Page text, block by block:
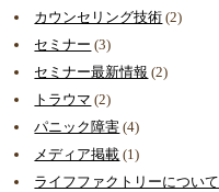
カウンセリング技術 (2)
セミナー (3)
セミナー最新情報 (2)
トラウマ (2)
パニック障害 (4)
メディア掲載 (1)
ライフファクトリーについて